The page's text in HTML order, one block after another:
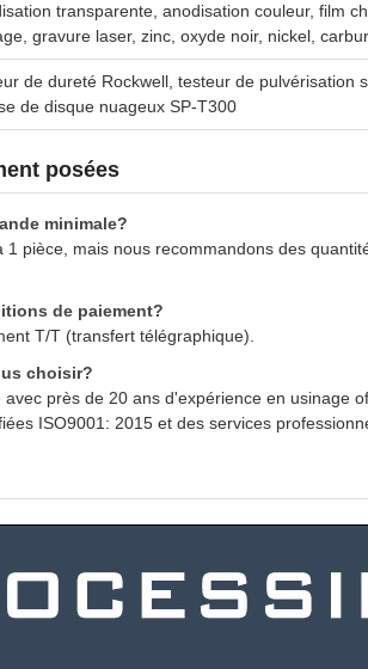
transparente, anodisation couleur, film
gravure laser, zinc, oxyde noir, nickel,
de dureté Rockwell, testeur de pulvérisation
de disque nuageux SP-T300
posées
minimale?
1 pièce, mais nous recommandons des
de paiement?
T/T (transfert télégraphique).
choisir?
près de 20 ans d'expérience en usinage
ISO9001: 2015 et des services